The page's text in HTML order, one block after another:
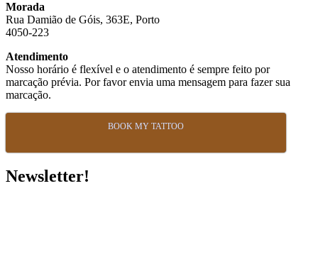
Morada
Rua Damião de Góis, 363E, Porto
4050-223
Atendimento
Nosso horário é flexível e o atendimento é sempre feito por
marcação prévia. Por favor envia uma mensagem para fazer sua
marcação.
BOOK MY TATTOO
Newsletter!